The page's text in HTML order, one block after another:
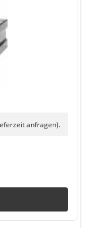
anfragen).